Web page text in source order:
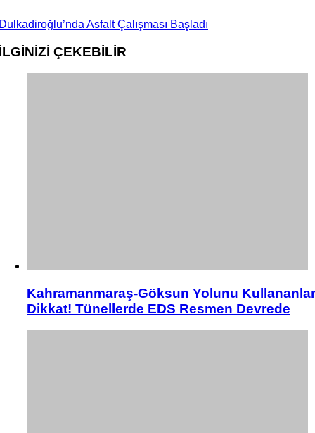
Asfalt Çalışması Başladı
ÇEKEBİLİR
Kahramanmaraş-Göksun Yolunu Kullananlar
Dikkat! Tünellerde EDS Resmen Devrede